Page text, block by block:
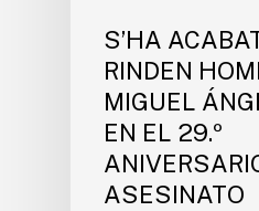
S’HA
RINDEN
MIGUEL
EN EL 29.º
ASESINATO